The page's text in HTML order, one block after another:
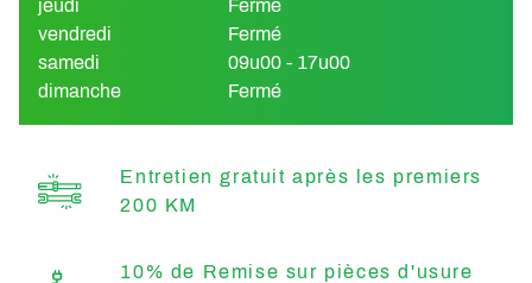
jeudi
Fermé
vendredi
Fermé
samedi
09u00 - 17u00
dimanche
Fermé
Entretien gratuit après les premiers
200 KM
10% de Remise sur pièces d'usure